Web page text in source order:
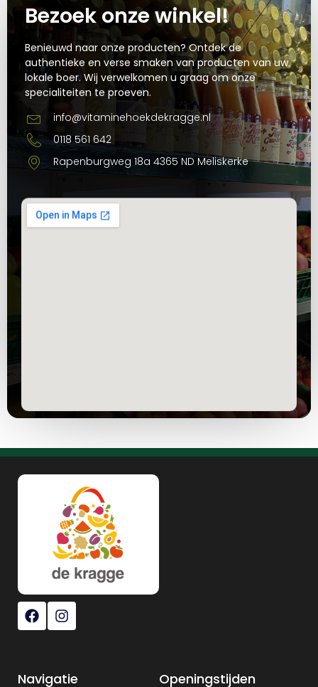
Bezoek onze winkel!
Benieuwd naar onze producten? Ontdek de
authentieke en verse smaken van producten van uw
lokale boer. Wij verwelkomen u graag om onze
specialiteiten te proeven.
info@vitaminehoekdekragge.nl
0118 561 642
Rapenburgweg 18a 4365 ND Meliskerke
Navigatie Openingstijden